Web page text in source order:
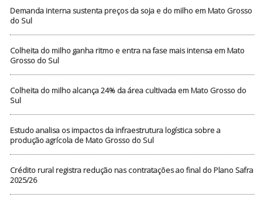
Demanda interna sustenta preços da soja e do milho em Mato Grosso
do Sul
Colheita do milho ganha ritmo e entra na fase mais intensa em Mato
Grosso do Sul
Colheita do milho alcança 24% da área cultivada em Mato Grosso do
Sul
Estudo analisa os impactos da infraestrutura logística sobre a
produção agrícola de Mato Grosso do Sul
Crédito rural registra redução nas contratações ao final do Plano Safra
2025/26